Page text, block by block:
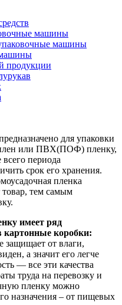
машины
машины
продукции
для упаковки
или ПВХ(ПОФ) пленку,
периода
срок его хранения.
пленка
товар, тем самым
имеет ряд
картонные коробки:
защищает от влаги,
а значит его легче
— все эти качества
труда на перевозку и
пленку можно
назначения – от пищевых